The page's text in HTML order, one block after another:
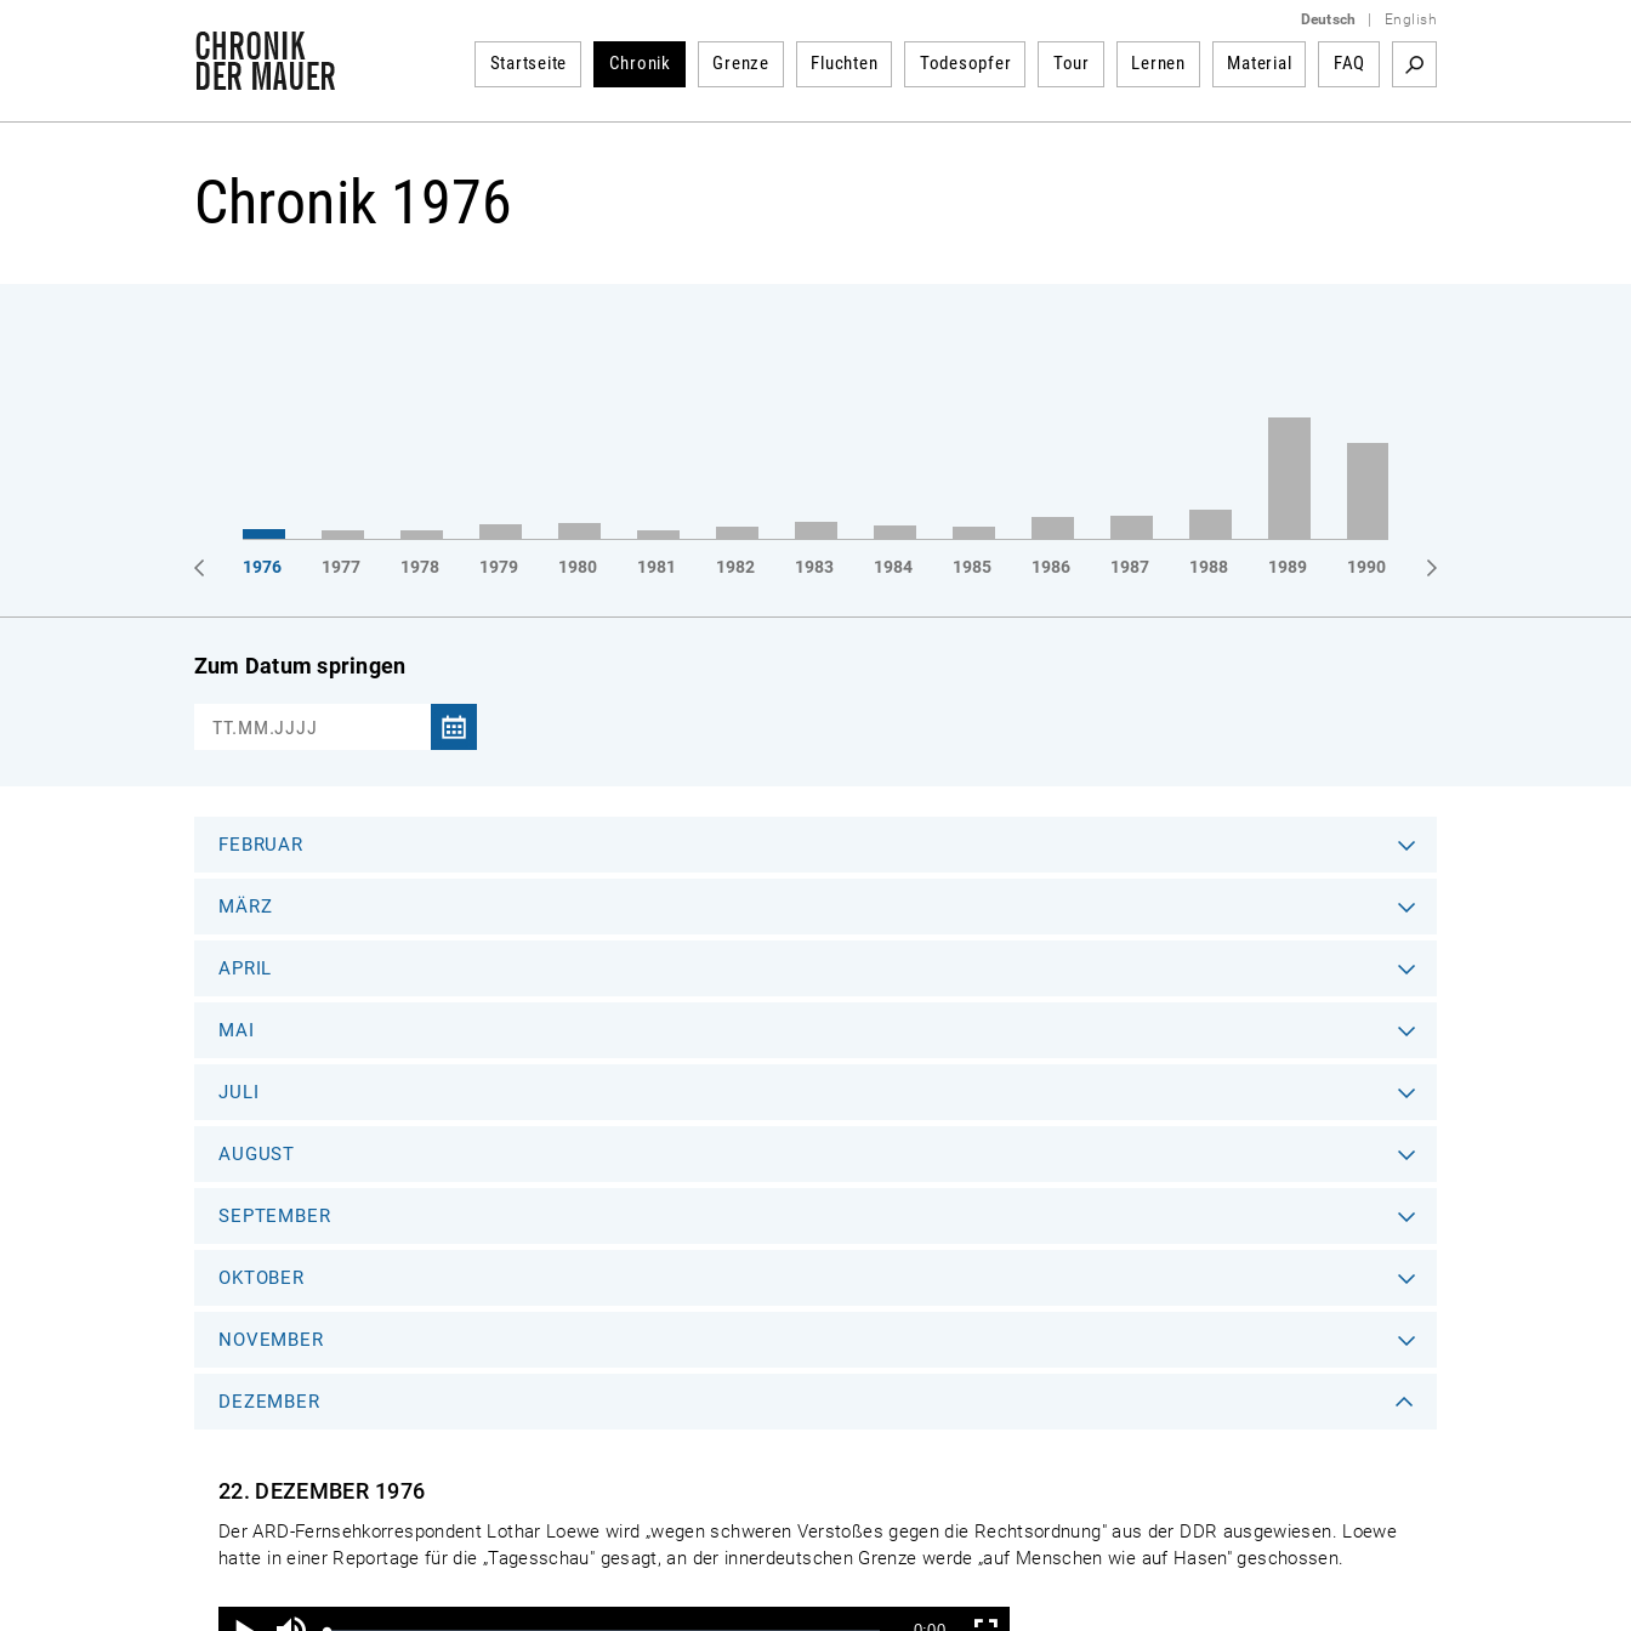
Deutsch English
Startseite Chronik Grenze Fluchten Todesopfer Tour Lernen Material FAQ
Chronik 1976
1975 1976 1977 1978 1979 1980 1981 1982 1983 1984 1985 1986 1987 1988 1989 1990
Zum Datum springen
FEBRUAR
MÄRZ
APRIL
MAI
JULI
AUGUST
SEPTEMBER
OKTOBER
NOVEMBER
DEZEMBER
22. DEZEMBER 1976
Der ARD-Fernsehkorrespondent Lothar Loewe wird „wegen schweren Verstoßes gegen die Rechtsordnung" aus der DDR ausgewiesen. Loewe
hatte in einer Reportage für die „Tagesschau" gesagt, an der innerdeutschen Grenze werde „auf Menschen wie auf Hasen" geschossen.
Ton